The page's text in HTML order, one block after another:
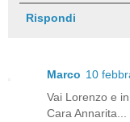
Rispondi
Marco 10
Vai Lorenzo e
Cara Annarita...